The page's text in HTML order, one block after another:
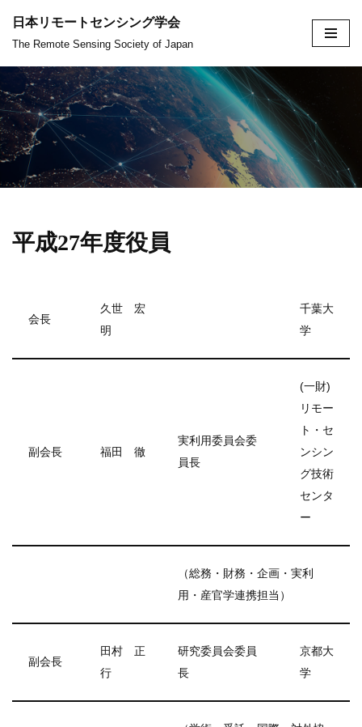
コ
ン
テ
ン
ツ
へ
ス
プ
日本リモートセンシング学会
The Remote Sensing Society of Japan
平成27年度役員
会長
久世 宏
明
千葉大
学
副会長 福田 徹
実利用委員会委
員長
(一財)
リモー
ト・セ
ンシン
グ技術
センタ
ー
（総務・財務・企画・実利
用・産官学連携担当）
副会長
田村 正
行
研究委員会委員
長
京都大
学